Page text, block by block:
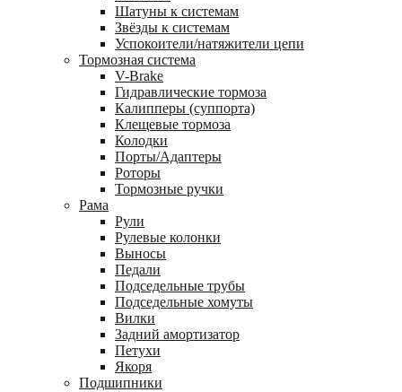
Шатуны к системам
Звёзды к системам
Успокоители/натяжители цепи
Тормозная система
V-Brake
Гидравлические тормоза
Калипперы (суппорта)
Клещевые тормоза
Колодки
Порты/Адаптеры
Роторы
Тормозные ручки
Рама
Рули
Рулевые колонки
Выносы
Педали
Подседельные трубы
Подседельные хомуты
Вилки
Задний амортизатор
Петухи
Якоря
Подшипники